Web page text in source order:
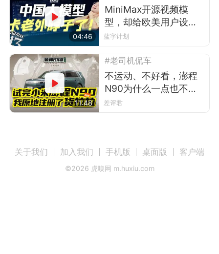
04:46
MiniMax开源视频模
型，却给欧美用户设了
道门槛
蓝字计划
11:48
#老司机侃车
不运动、不好看，澎程
N90为什么一点也不像
小米？
差评君
关于我们 加入我们 手机版 桌面版 客户端
©2026 虎嗅网 m.huxiu.com